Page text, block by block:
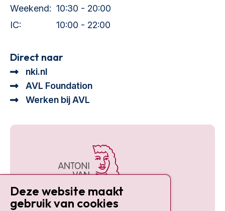
Weekend: 10:30 - 20:00
IC:
10:00 - 22:00
Direct naar
nki.nl
AVL Foundation
Werken bij AVL
Deze website maakt
gebruik van cookies